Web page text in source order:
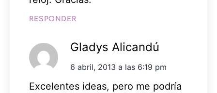
RESPONDER
Gladys Alicandú
6 abril, 2013 a las 6:19 pm
Excelentes ideas, pero me podría